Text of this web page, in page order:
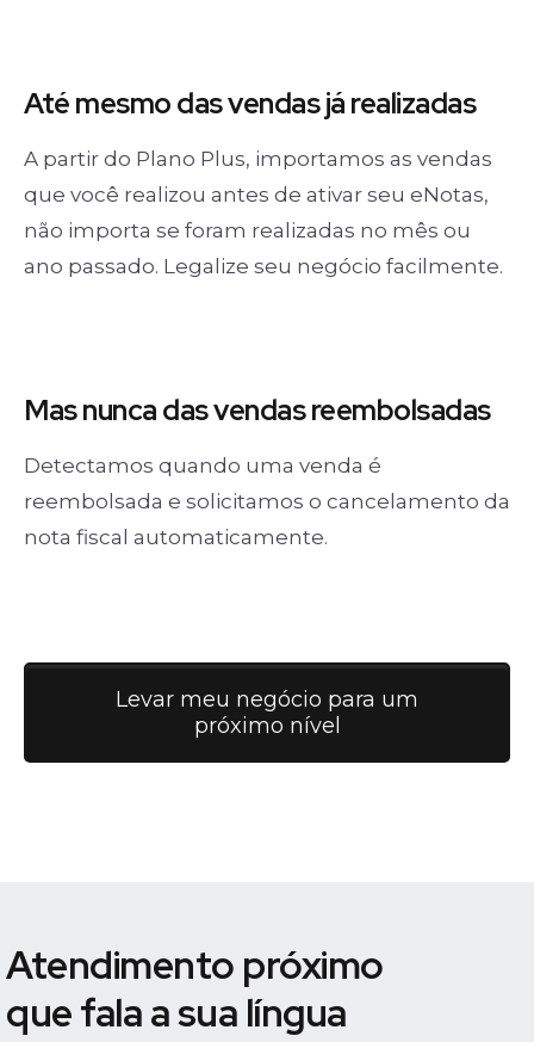
Até mesmo dasvendas já realizadas
A partir do Plano Plus, importamos as vendas
que você realizou antes de ativar seu eNotas,
não importa se foram realizadas no mês ou
ano passado. Legalize seu negócio facilmente.
Mas nuncadas vendasreembolsadas
Detectamos quando uma venda é
reembolsada e solicitamos o cancelamento da
nota fiscal automaticamente.
Levar meu negócio para um
próximo nível
Atendimento próximo
que fala a sua língua